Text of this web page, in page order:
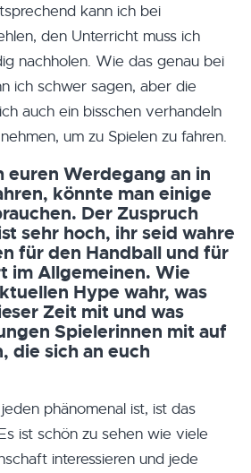
kann ich bei
den Unterricht muss ich
nachholen. Wie das genau bei
ich schwer sagen, aber die
auch ein bisschen verhandeln
um zu Spielen zu fahren.
euren Werdegang an in
könnte man einige
Der Zuspruch
sehr hoch, ihr seid wahre
für den Handball und für
im Allgemeinen. Wie
Hype wahr, was
Zeit mit und was
Spielerinnen mit auf
die sich an euch
phänomenal ist, ist das
ist schön zu sehen wie viele
interessieren und jede